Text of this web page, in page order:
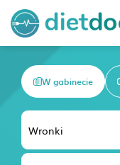
W gabinecie